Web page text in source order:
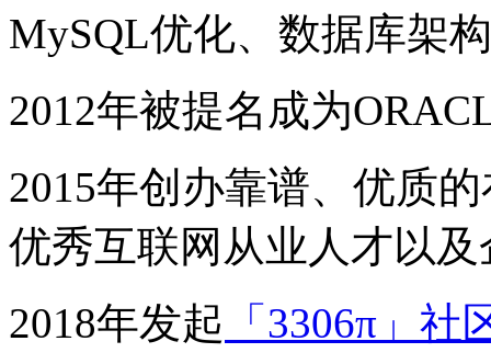
MySQL优化、数据库架
2012年被提名成为
2015年创办靠谱、优质
优秀互联网从业人才以
2018年发起 「3306π」社